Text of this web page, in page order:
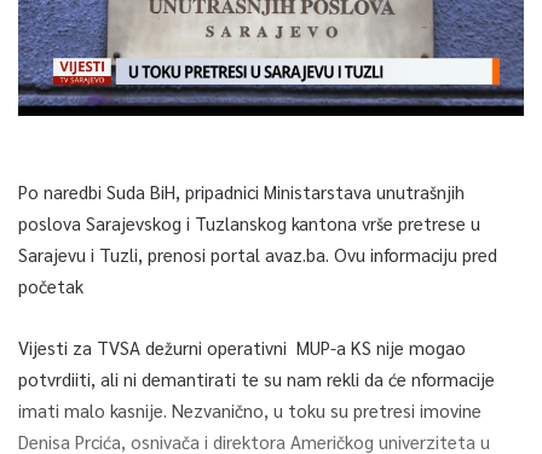
Po naredbi Suda BiH, pripadnici Ministarstava unutrašnjih
poslova Sarajevskog i Tuzlanskog kantona vrše pretrese u
Sarajevu i Tuzli, prenosi portal avaz.ba. Ovu informaciju pred
početak
Vijesti za TVSA dežurni operativni MUP-a KS nije mogao
potvrdiiti, ali ni demantirati te su nam rekli da će nformacije
imati malo kasnije. Nezvanično, u toku su pretresi imovine
Denisa Prcića, osnivača i direktora Američkog univerziteta u